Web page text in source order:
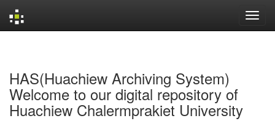
HAS(Huachiew Archiving System)
Welcome to our digital repository of
Huachiew Chalermprakiet University